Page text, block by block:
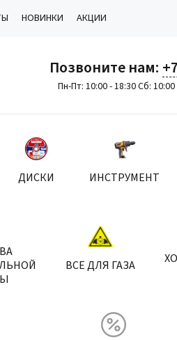
НОВИНКИ АКЦИИ
Позвоните нам:
Пн-Пт: 10:00 - 18:30 Сб:
ДИСКИ ИНСТРУМЕНТ
ВСЕ ДЛЯ ГАЗА